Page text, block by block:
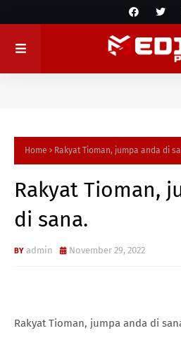
Home Rakyat Tioman, jumpa anda di
Rakyat Tioman,
di sana.
admin November 29, 2022
Rakyat Tioman, jumpa anda di